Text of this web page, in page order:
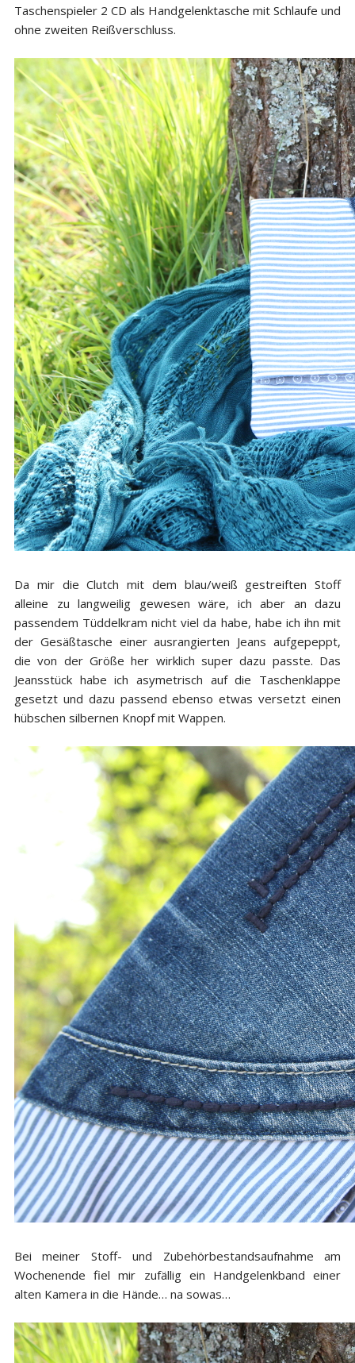
Taschenspieler 2 CD als Handgelenktasche mit Schlaufe und
ohne zweiten Reißverschluss.
Da mir die Clutch mit dem blau/weiß gestreiften Stoff
alleine zu langweilig gewesen wäre, ich aber an dazu
passendem Tüddelkram nicht viel da habe, habe ich ihn mit
der Gesäßtasche einer ausrangierten Jeans aufgepeppt,
die von der Größe her wirklich super dazu passte. Das
Jeansstück habe ich asymetrisch auf die Taschenklappe
gesetzt und dazu passend ebenso etwas versetzt einen
hübschen silbernen Knopf mit Wappen.
Bei meiner Stoff- und Zubehörbestandsaufnahme am
Wochenende fiel mir zufällig ein Handgelenkband einer
alten Kamera in die Hände… na sowas…